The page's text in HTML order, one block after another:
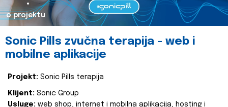
o projektu
Sonic Pills zvučna terapija - web i
mobilne aplikacije
Projekt: Sonic Pills terapija
Klijent: Sonic Group
Usluge: web shop, internet i mobilna aplikacija, hosting i